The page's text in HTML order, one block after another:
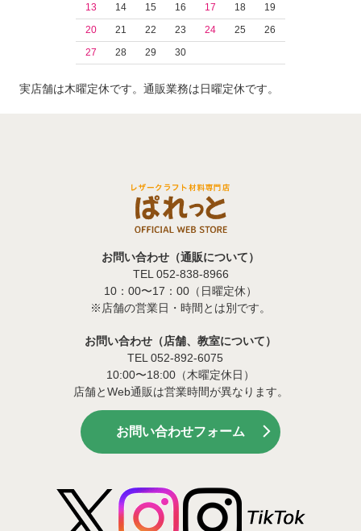
13
14 15 16 17 18
19
20
21 22 23 24 25
26
27
28 29 30
実店舗は木曜定休です。通販業務は日曜定休です。
お問い合わせ（通販について）
TEL 052-838-8966
10：00〜17：00（日曜定休）
※店舗の営業日・時間とは別です。
お問い合わせ（店舗、教室について）
TEL 052-892-6075
10:00〜18:00（木曜定休日）
店舗とWeb通販は営業時間が異なります。
お問い合わせフォーム